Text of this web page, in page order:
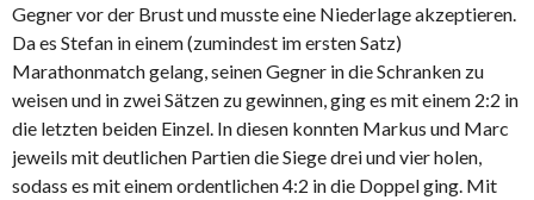
Gegner vor der Brust und musste eine Niederlage akzeptieren.
Da es Stefan in einem (zumindest im ersten Satz)
Marathonmatch gelang, seinen Gegner in die Schranken zu
weisen und in zwei Sätzen zu gewinnen, ging es mit einem 2:2 in
die letzten beiden Einzel. In diesen konnten Markus und Marc
jeweils mit deutlichen Partien die Siege drei und vier holen,
sodass es mit einem ordentlichen 4:2 in die Doppel ging. Mit